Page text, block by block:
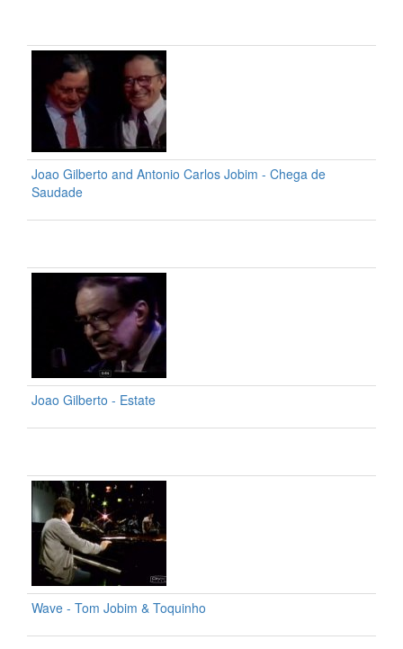
Joao Gilberto and Antonio Carlos Jobim - Chega de
Saudade
Joao Gilberto - Estate
Wave - Tom Jobim & Toquinho